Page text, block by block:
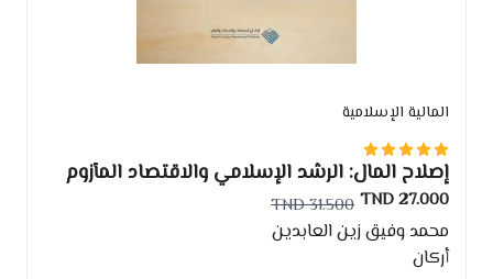
المالية الإسلامية
إصلاح المال: الرشد الإسلامي والاقتصاد المأزوم
27.000 TND
31.500 TND
محمد وفيق زين العابدين
أركان